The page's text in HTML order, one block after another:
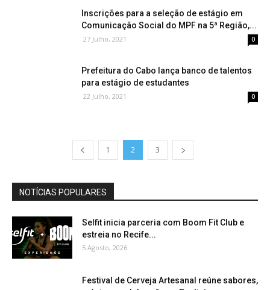
Inscrições para a seleção de estágio em
Comunicação Social do MPF na 5ª Região,...
27 Julho, 2021 0
Prefeitura do Cabo lança banco de talentos
para estágio de estudantes
22 Julho, 2021 0
1 2 3
NOTÍCIAS POPULARES
Selfit inicia parceria com Boom Fit Club e
estreia no Recife...
5 Agosto, 2026
Festival de Cerveja Artesanal reúne sabores,